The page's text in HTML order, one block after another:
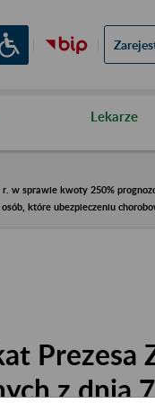
Lekarze
r. w sprawie kwoty 250%
które ubezpieczeniu
Prezesa
z dnia